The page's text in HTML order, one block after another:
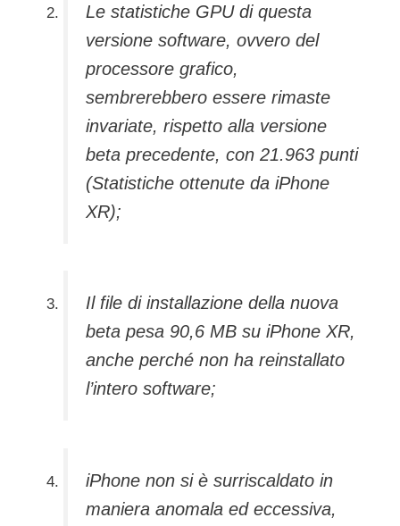
Le statistiche GPU di questa
versione software, ovvero del
processore grafico,
sembrerebbero essere rimaste
invariate, rispetto alla versione
beta precedente, con 21.963 punti
(Statistiche ottenute da iPhone
XR);
Il file di installazione della nuova
beta pesa 90,6 MB su iPhone XR,
anche perché non ha reinstallato
l’intero software;
iPhone non si è surriscaldato in
maniera anomala ed eccessiva,